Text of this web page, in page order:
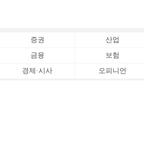
증권 산업
금융 보험
경제·시사 오피니언